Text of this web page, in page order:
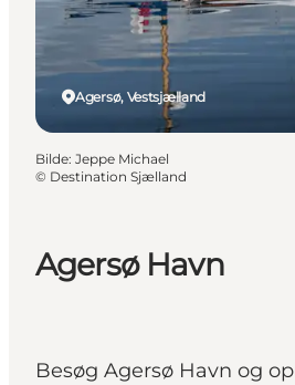
Agersø Havn
Besøg Agersø Havn og
Agersø, Vestsjælland
Bilde: Jeppe Michael
© Destination Sjælland